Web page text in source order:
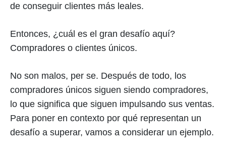
de conseguir clientes más leales.
Entonces, ¿cuál es el gran desafío aquí?
Compradores o clientes únicos.
No son malos, per se. Después de todo, los
compradores únicos siguen siendo compradores,
lo que significa que siguen impulsando sus ventas.
Para poner en contexto por qué representan un
desafío a superar, vamos a considerar un ejemplo.